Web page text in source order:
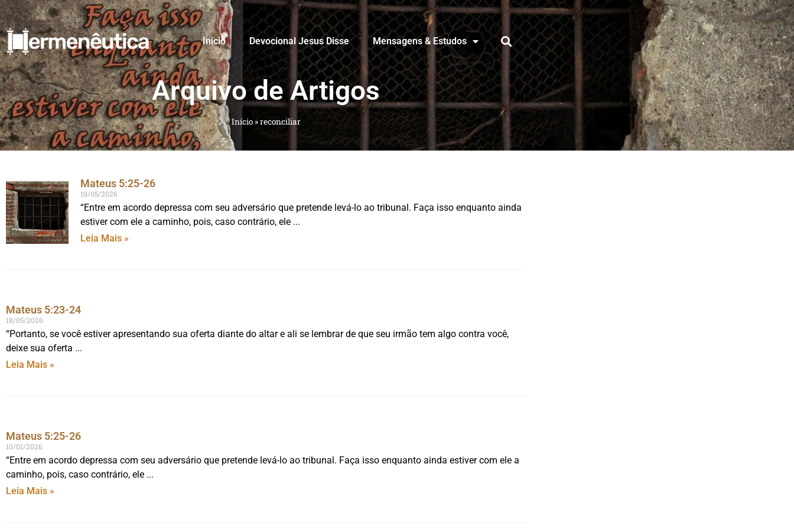
Início Devocional Jesus Disse Mensagens & Estudos
Arquivo de Artigos
Início»reconciliar
Mateus 5:25-26
19/05/2026
“Entre em acordo depressa com seu adversário que pretende levá-lo ao tribunal. Faça isso enquanto ainda
estiver com ele a caminho, pois, caso contrário, ele
Leia Mais »
Mateus 5:23-24
18/05/2026
“Portanto, se você estiver apresentando sua oferta diante do altar e ali se lembrar de que seu irmão tem algo contra você,
deixe sua oferta
Leia Mais »
Mateus 5:25-26
10/01/2026
“Entre em acordo depressa com seu adversário que pretende levá-lo ao tribunal. Faça isso enquanto ainda estiver com ele a
caminho, pois, caso contrário, ele
Leia Mais »